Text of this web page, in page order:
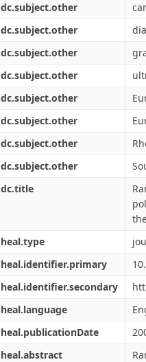
dc.subject.other
dc.subject.other
dc.subject.other
dc.subject.other
dc.subject.other
dc.subject.other
dc.subject.other
dc.subject.other
dc.title
heal.type
heal.identifier.primary
heal.identifier.secondary
heal.language
heal.publicationDate
heal.abstract